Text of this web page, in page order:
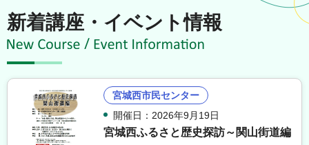
新着講座・イベント情報
宮城西市民センター
開催日：2026年9月19日
宮城西ふるさと歴史探訪～関山街道編